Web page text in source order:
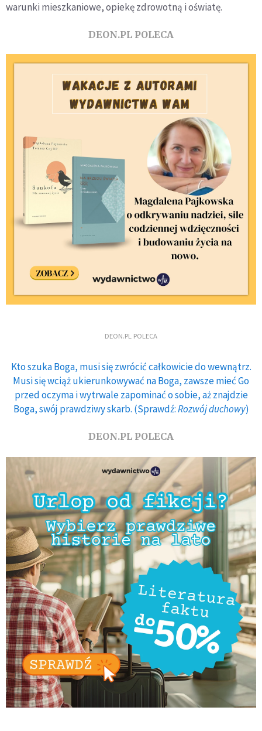
warunki mieszkaniowe, opiekę zdrowotną i oświatę.
DEON.PL POLECA
DEON.PL POLECA
Kto szuka Boga, musi się zwrócić całkowicie do wewnątrz.
Musi się wciąż ukierunkowywać na Boga, zawsze mieć Go
przed oczyma i wytrwale zapominać o sobie, aż znajdzie
Boga, swój prawdziwy skarb. (Sprawdź:Rozwój duchowy)
DEON.PL POLECA